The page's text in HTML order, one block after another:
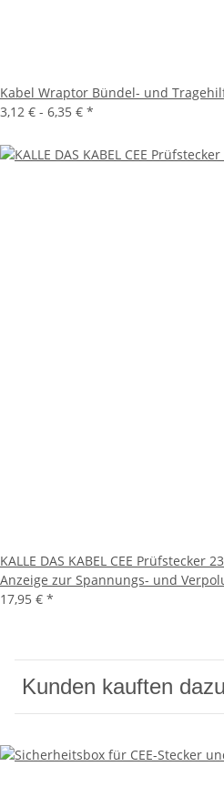
Kabel Wraptor Bündel- und
3,12 € - 6,35 € *
KALLE DAS KABEL CEE Prüfstecker
Anzeige zur Spannungs- und
17,95 € *
Kunden kauften